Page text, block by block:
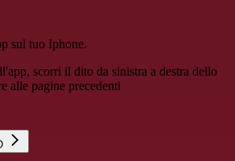
sul tuo Iphone.
scorri il dito da sinistra a destra dello
alle pagine precedenti